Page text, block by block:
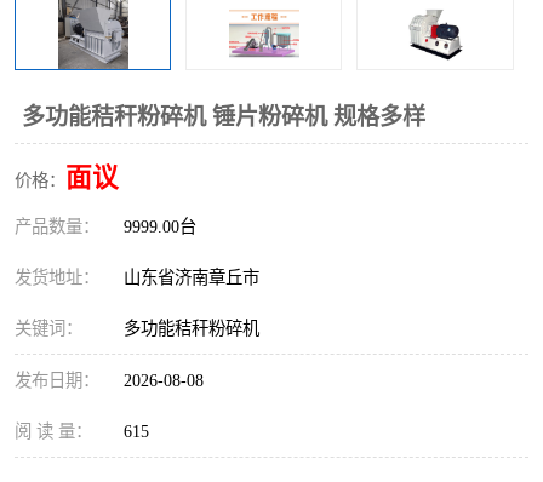
多功能秸秆粉碎机 锤片粉碎机 规格多样
价格： 面议
产品数量： 9999.00台
发货地址： 山东省济南章丘市
关键词： 多功能秸秆粉碎机
发布日期： 2026-08-08
阅 读 量： 615